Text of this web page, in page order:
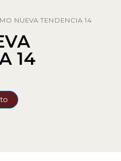
NUEVA TENDENCIA 14
14